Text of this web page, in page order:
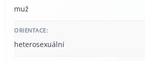
muž
ORIENTACE:
heterosexuální